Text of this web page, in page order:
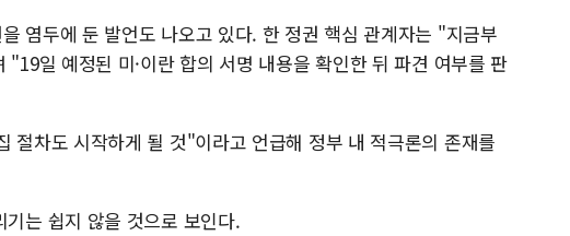
염두에 둔 발언도 나오고 있다. 한 정권 핵심 관계자는 "지금부
일 예정된 미·이란 합의 서명 내용을 확인한 뒤 파견 여부를 판
절차도 시작하게 될 것"이라고 언급해 정부 내 적극론의 존재를
는 쉽지 않을 것으로 보인다.